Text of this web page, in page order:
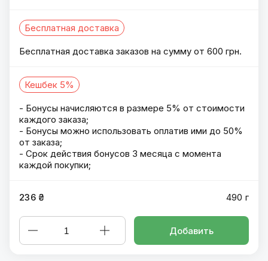
Бесплатная доставка
Бесплатная доставка заказов на сумму от 600 грн.
Кешбек 5%
- Бонусы начисляются в размере 5% от стоимости
каждого заказа;
- Бонусы можно использовать оплатив ими до 50%
от заказа;
- Срок действия бонусов 3 месяца с момента
каждой покупки;
236 ₴ 490 г
Добавить